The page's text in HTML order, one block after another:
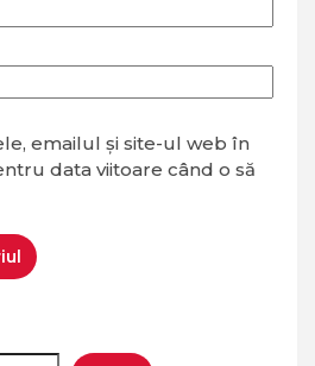
emailul și site-ul web în
data viitoare când o să